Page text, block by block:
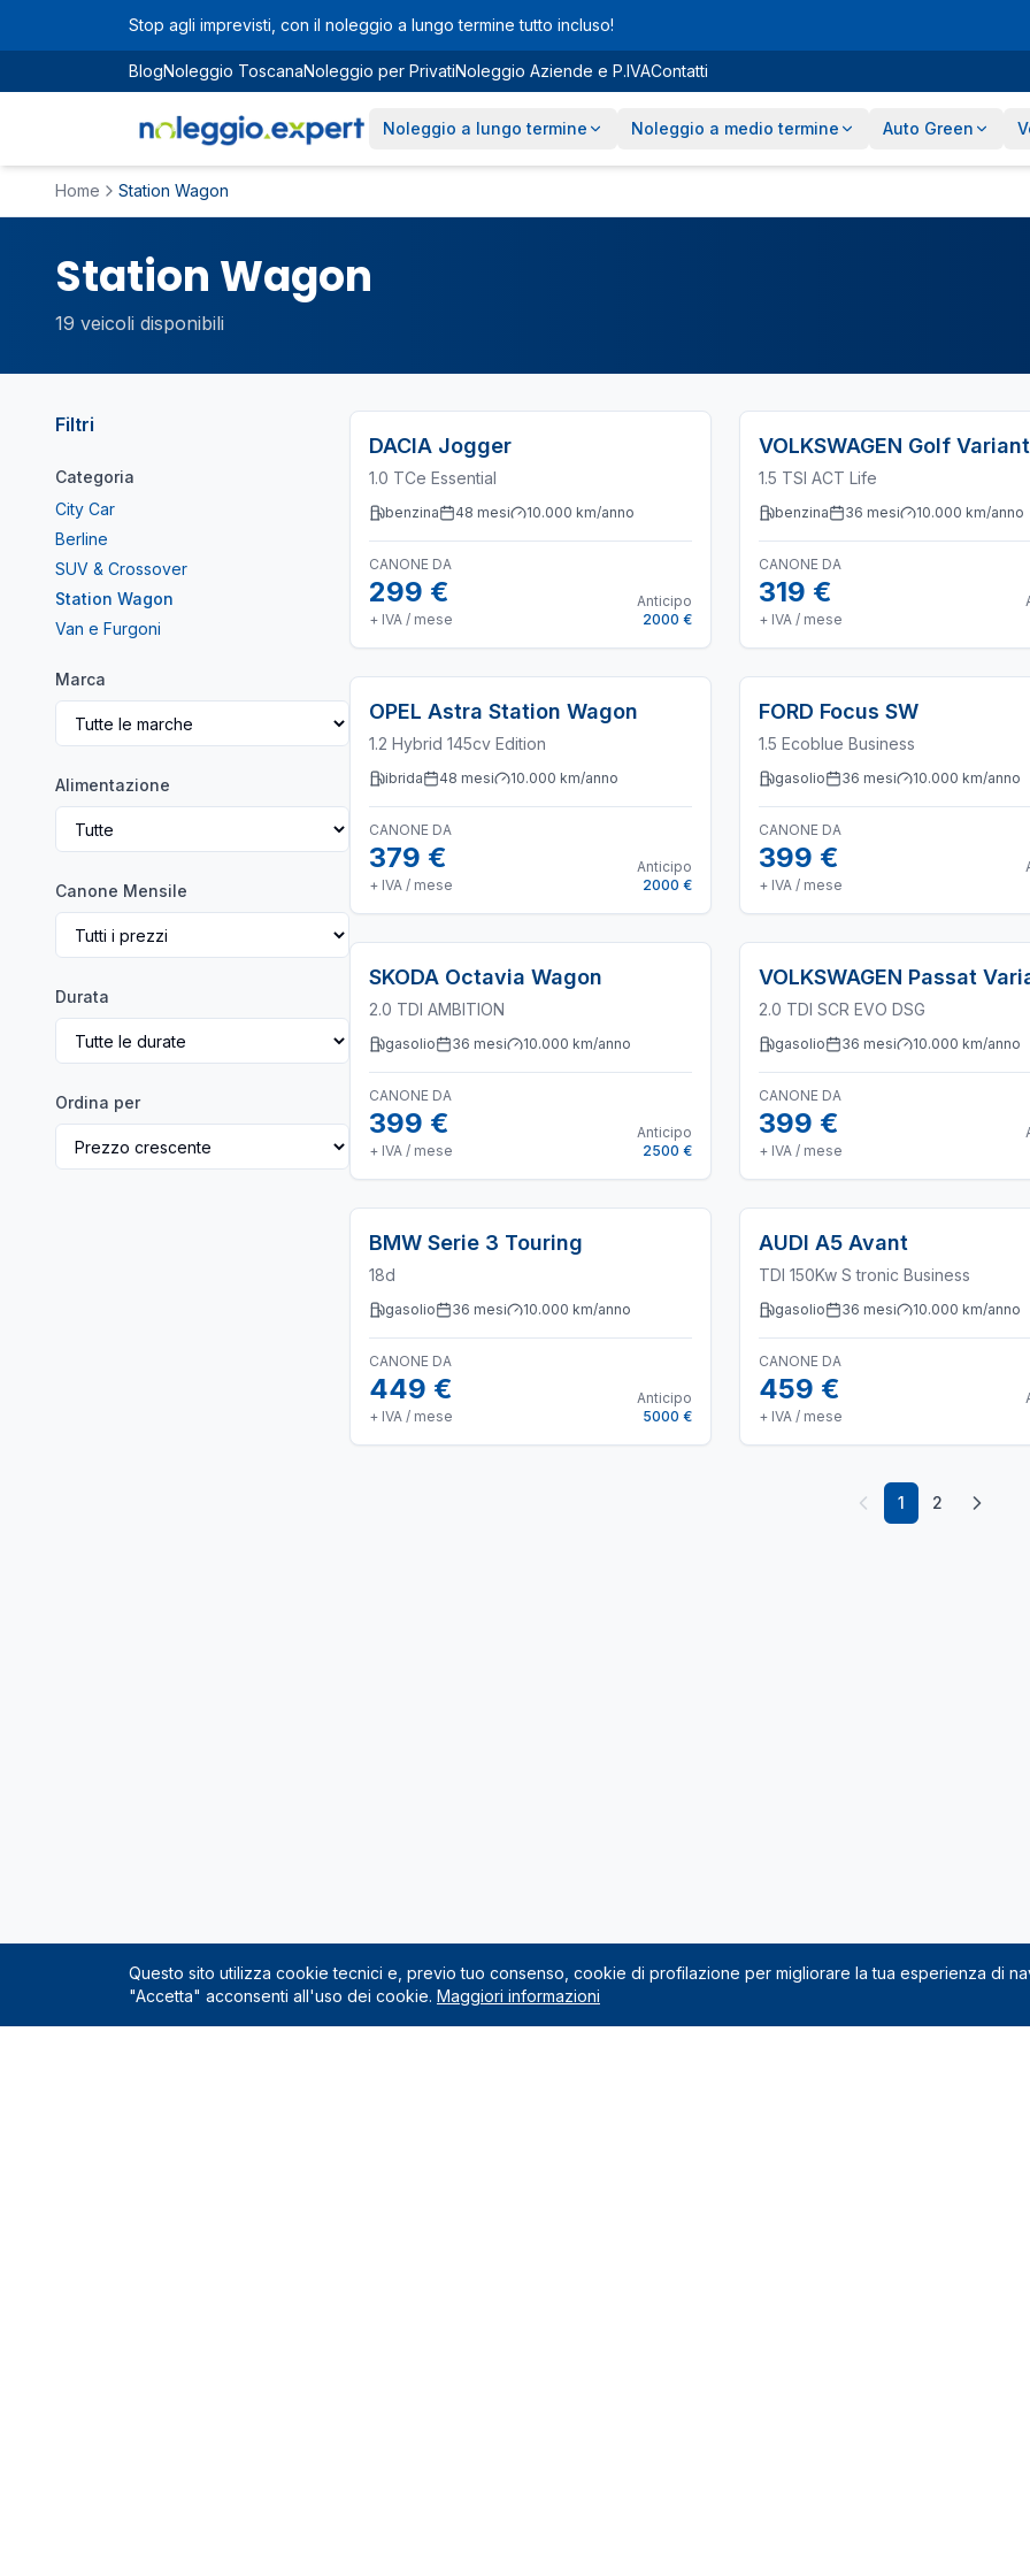
Vai al contenuto principale
Stop agli imprevisti, con il noleggio a lungo termine tutto incluso!
BlogNoleggio ToscanaNoleggio per PrivatiNoleggio Aziende e P.IVAContatti
Noleggio a lungo termine Noleggio a medio termine Auto Green
Home Station Wagon
Station Wagon
19 veicoli disponibili
Filtri
Categoria
City Car
Berline
SUV & Crossover
Station Wagon
Van e Furgoni
Marca
Alimentazione
Canone Mensile
Durata
Ordina per
DACIA Jogger
1.0 TCe Essential
benzina 48 mesi 10.000 km/anno
CANONE DA
299 €
+ IVA / mese
Anticipo
2000 €
VOLKSWAGEN Golf Variant
1.5 TSI ACT Life
benzina 36 mesi 10.000 km/anno
CANONE DA
319 €
+ IVA / mese
OPEL Astra Station Wagon
1.2 Hybrid 145cv Edition
ibrida 48 mesi 10.000 km/anno
CANONE DA
379 €
+ IVA / mese
Anticipo
2000 €
FORD Focus SW
1.5 Ecoblue Business
gasolio 36 mesi 10.000 km/anno
CANONE DA
399 €
+ IVA / mese
SKODA Octavia Wagon
2.0 TDI AMBITION
gasolio 36 mesi 10.000 km/anno
CANONE DA
399 €
+ IVA / mese
Anticipo
2500 €
VOLKSWAGEN Passat
2.0 TDI SCR EVO DSG
gasolio 36 mesi 10.000 km/anno
CANONE DA
399 €
+ IVA / mese
BMW Serie 3 Touring
18d
gasolio 36 mesi 10.000 km/anno
CANONE DA
449 €
+ IVA / mese
Anticipo
5000 €
AUDI A5 Avant
TDI 150Kw S tronic Business
gasolio 36 mesi 10.000 km/anno
CANONE DA
459 €
+ IVA / mese
1 2
Questo sito utilizza cookie tecnici e, previo tuo consenso, cookie di profilazione per migliorare la tua esperienza di
"Accetta" acconsenti all'uso dei cookie. Maggiori informazioni